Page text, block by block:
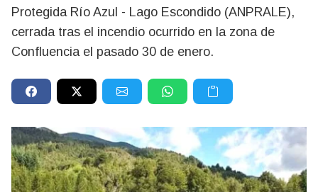
Protegida Río Azul - Lago Escondido (ANPRALE),
cerrada tras el incendio ocurrido en la zona de
Confluencia el pasado 30 de enero.